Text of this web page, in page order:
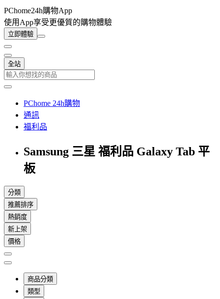
PChome24h購物App
使用App享受更優質的購物體驗
立即體驗
全站
PChome 24h購物
通訊
福利品
Samsung 三星 福利品 Galaxy Tab 平
板
分類
推薦排序
熱銷度
新上架
價格
商品分類
類型